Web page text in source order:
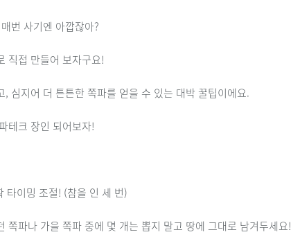
번 사기엔 아깝잖아?
직접 만들어 보자구요!
, 심지어 더 튼튼한 쪽파를 얻을 수 있는 대박 꿀팁이에요.
테크 장인 되어보자!
타이밍 조절! (참을 인 세 번)
쪽파나 가을 쪽파 중에 몇 개는 뽑지 말고 땅에 그대로 남겨두세요!